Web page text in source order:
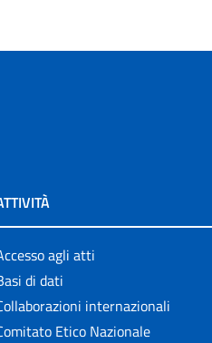
agli atti
di dati
internazionali
Etico Nazionale